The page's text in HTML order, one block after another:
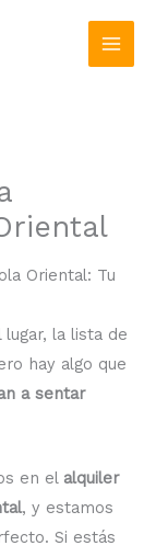
Oriental: Tu
la lista de
hay algo que
a sentar
en el alquiler
, y estamos
Si estás